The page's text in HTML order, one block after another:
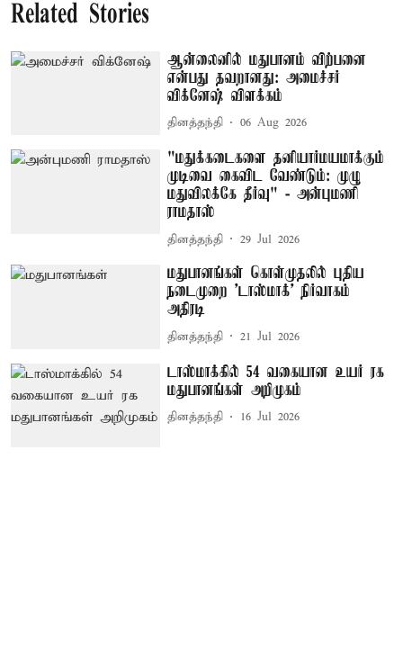
Related Stories
ஆன்லைனில் மதுபானம் விற்பனை
என்பது தவறானது: அமைச்சர்
விக்னேஷ் விளக்கம்
தினத்தந்தி 06 Aug 2026
"மதுக்கடைகளை தனியார்மயமாக்கும்
முடிவை கைவிட வேண்டும்: முழு
மதுவிலக்கே தீர்வு" - அன்புமணி
ராமதாஸ்
தினத்தந்தி 29 Jul 2026
மதுபானங்கள் கொள்முதலில் புதிய
நடைமுறை 'டாஸ்மாக்' நிர்வாகம்
அதிரடி
தினத்தந்தி 21 Jul 2026
டாஸ்மாக்கில் 54 வகையான உயர் ரக
மதுபானங்கள் அறிமுகம்
தினத்தந்தி 16 Jul 2026